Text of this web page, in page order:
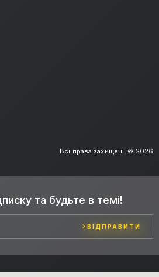
Всі права захищені. © 2026
та будьте в темі!
ВІДПРАВИТИ